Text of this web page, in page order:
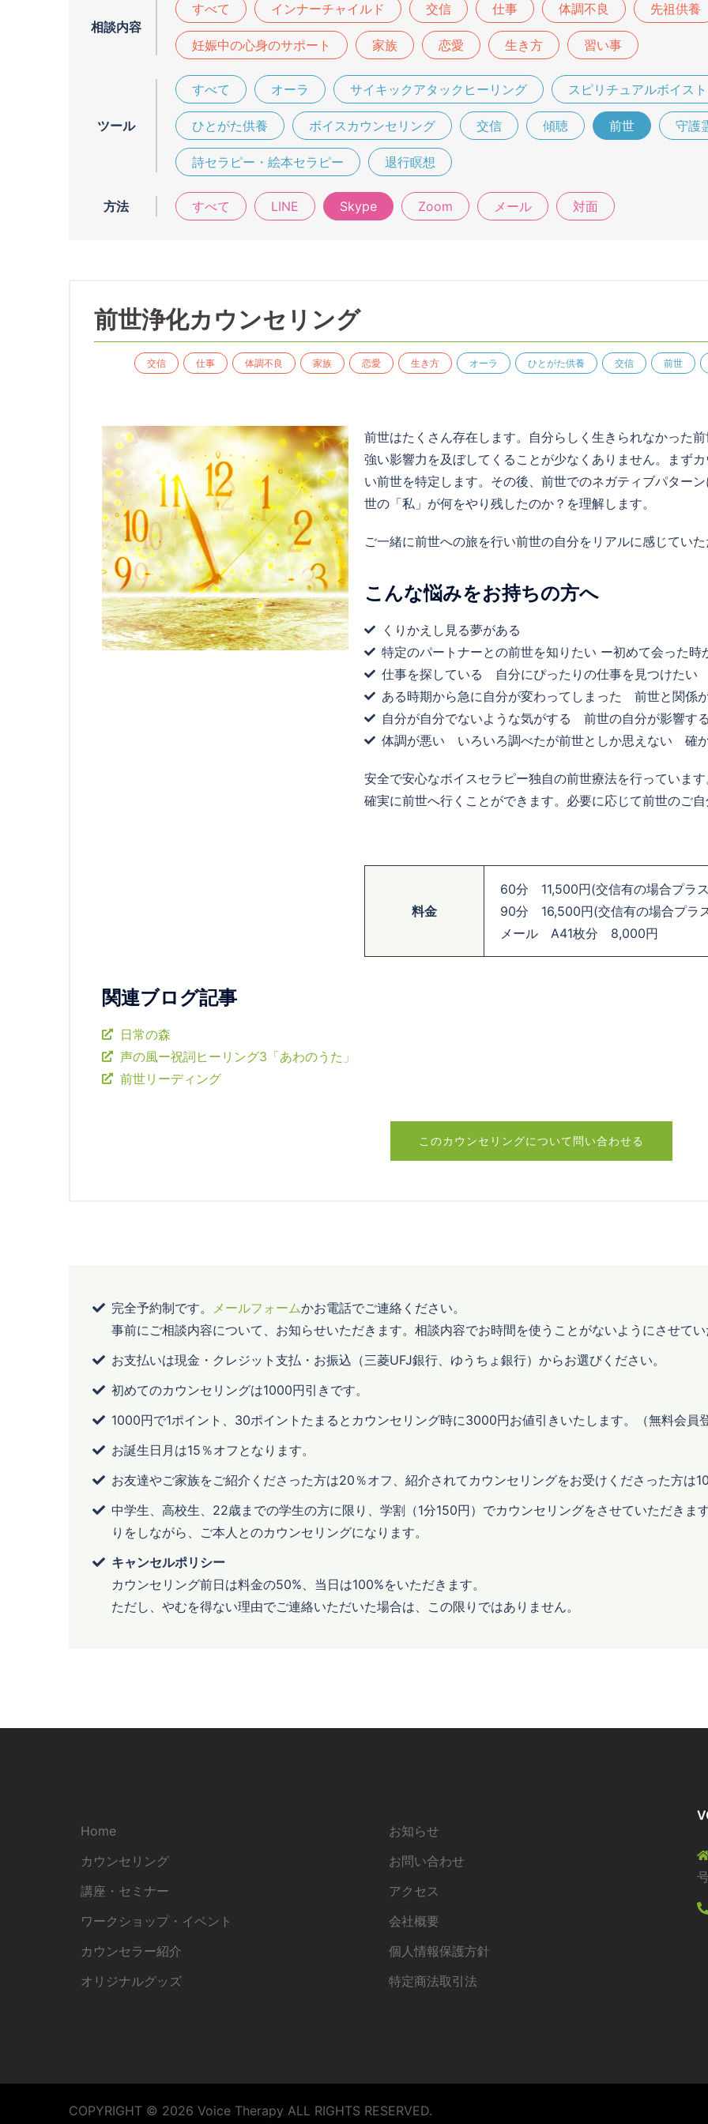
相談内容
すべて インナーチャイルド 交信 仕事 体調不良 先祖供養
妊娠中の心身のサポート 家族 恋愛 生き方 習い事
ツール
すべて オーラ サイキックアタックヒーリング スピリチュアルボイス
ひとがた供養 ボイスカウンセリング 交信 傾聴 前世 守護
詩セラピー・絵本セラピー 退行瞑想
方法 すべて LINE Skype Zoom メール 対面
前世浄化カウンセリング
交信 仕事 体調不良 家族 恋愛 生き方 オーラ ひとがた供養 交信 前世
前世はたくさん存在します。自分らしく生きられなかった
強い影響力を及ぼしてくることが少なくありません。まず
い前世を特定します。その後、前世でのネガティブパター
世の「私」が何をやり残したのか？を理解します。
ご一緒に前世への旅を行い前世の自分をリアルに感じてい
こんな悩みをお持ちの方へ
くりかえし見る夢がある
特定のパートナーとの前世を知りたい ー初めて会った時
仕事を探している 自分にぴったりの仕事を見つけたい
ある時期から急に自分が変わってしまった 前世と関係
自分が自分でないような気がする 前世の自分が影響す
体調が悪い いろいろ調べたが前世としか思えない 確
安全で安心なボイスセラピー独自の前世療法を行っていま
確実に前世へ行くことができます。必要に応じて前世のご自
料金
60分 11,500円(交信有の場合プラス
90分 16,500円(交信有の場合プラ
メール A41枚分 8,000円
関連ブログ記事
日常の森
声の風ー祝詞ヒーリング3「あわのうた」
前世リーディング
このカウンセリングについて問い合わせる
完全予約制です。 メールフォームかお電話でご連絡ください。
事前にご相談内容について、お知らせいただきます。相談内容でお時間を使うことがないようにさせてい
お支払いは現金・クレジット支払・お振込（三菱UFJ銀行、ゆうちょ銀行）からお選びください。
初めてのカウンセリングは1000円引きです。
1000円で1ポイント、30ポイントたまるとカウンセリング時に3000円お値引きいたします。（無料会員
お誕生日月は15％オフとなります。
お友達やご家族をご紹介くださった方は20％オフ、紹介されてカウンセリングをお受けくださった方は
中学生、高校生、22歳までの学生の方に限り、学割（1分150円）でカウンセリングをさせていただきま
りをしながら、ご本人とのカウンセリングになります。
キャンセルポリシー
カウンセリング前日は料金の50%、当日は100%をいただきます。
ただし、やむを得ない理由でご連絡いただいた場合は、この限りではありません。
Home
カウンセリング
講座・セミナー
ワークショップ・イベント
カウンセラー紹介
オリジナルグッズ
お知らせ
お問い合わせ
アクセス
会社概要
個人情報保護方針
特定商法取引法
COPYRIGHT © 2026 Voice Therapy ALL RIGHTS RESERVED.